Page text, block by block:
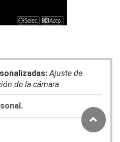
Ajuste de
de la cámara